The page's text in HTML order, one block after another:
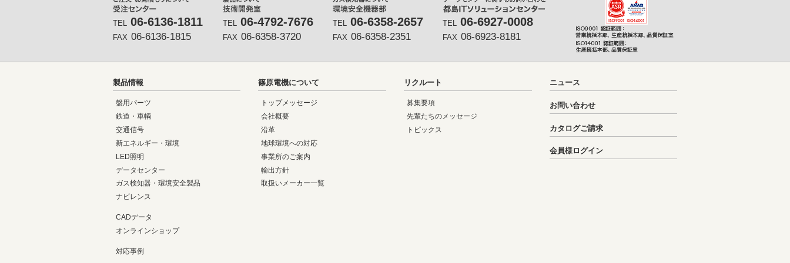
TEL 06-6136-1811
FAX 06-6136-1815
TEL 06-4792-7676
FAX 06-6358-3720
TEL 06-6358-2657
FAX 06-6358-2351
TEL 06-6927-0008
FAX 06-6923-8181
製品情報
盤用パーツ
鉄道・車輌
交通信号
新エネルギー・環境
LED照明
データセンター
ガス検知器・環境安全製品
ナビレンス
CADデータ
オンラインショップ
対応事例
篠原電機について
トップメッセージ
会社概要
沿革
地球環境への対応
事業所のご案内
輸出方針
取扱いメーカー一覧
リクルート
募集要項
先輩たちのメッセージ
トピックス
ニュース
お問い合わせ
カタログご請求
会員様ログイン